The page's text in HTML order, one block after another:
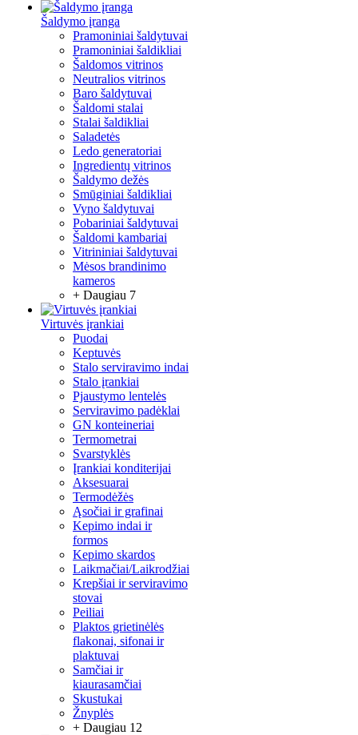
Šaldymo įranga
Pramoniniai šaldytuvai
Pramoniniai šaldikliai
Šaldomos vitrinos
Neutralios vitrinos
Baro šaldytuvai
Šaldomi stalai
Stalai šaldikliai
Saladetės
Ledo generatoriai
Ingredientų vitrinos
Šaldymo dežės
Smūginiai šaldikliai
Vyno šaldytuvai
Pobariniai šaldytuvai
Šaldomi kambariai
Vitrininiai šaldytuvai
Mėsos brandinimo
kameros
+ Daugiau 7
Virtuvės įrankiai
Puodai
Keptuvės
Stalo serviravimo indai
Stalo įrankiai
Pjaustymo lentelės
Serviravimo padėklai
GN konteineriai
Termometrai
Svarstyklės
Įrankiai konditerijai
Aksesuarai
Termodėžės
Ąsočiai ir grafinai
Kepimo indai ir
formos
Kepimo skardos
Laikmačiai/Laikrodžiai
Krepšiai ir serviravimo
stovai
Peiliai
Plaktos grietinėlės
flakonai, sifonai ir
plaktuvai
Samčiai ir
kiaurasamčiai
Skustukai
Žnyplės
+ Daugiau 12